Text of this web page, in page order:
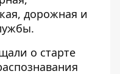
дорожная и
о старте